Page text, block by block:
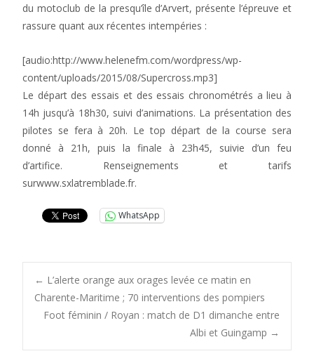
du motoclub de la presqu’île d’Arvert, présente l’épreuve et
rassure quant aux récentes intempéries :
[audio:http://www.helenefm.com/wordpress/wp-
content/uploads/2015/08/Supercross.mp3]
Le départ des essais et des essais chronométrés a lieu à
14h jusqu’à 18h30, suivi d’animations. La présentation des
pilotes se fera à 20h. Le top départ de la course sera
donné à 21h, puis la finale à 23h45, suivie d’un feu
d’artifice. Renseignements et tarifs
surwww.sxlatremblade.fr.
WhatsApp
Post
navigation
← L’alerte orange aux orages levée ce matin en
Charente-Maritime ; 70 interventions des pompiers
Foot féminin / Royan : match de D1 dimanche entre
Albi et Guingamp →